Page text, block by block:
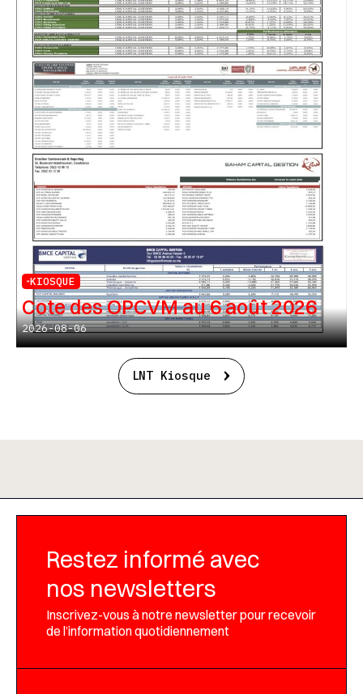
KIOSQUE
Cote des OPCVM au 6 août 2026
2026-08-06
LNT Kiosque
Restez informé avec
nos newsletters
Inscrivez-vous à notre newsletter pour recevoir
de l’information quotidiennement